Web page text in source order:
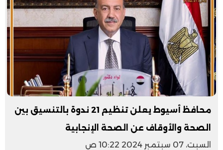
محافظ أسيوط يعلن تنظيم 21 ندوة بالتنسيق بين
الصحة والأوقاف عن الصحة الإنجابية
السبت، 07 سبتمبر 2024 10:22 ص